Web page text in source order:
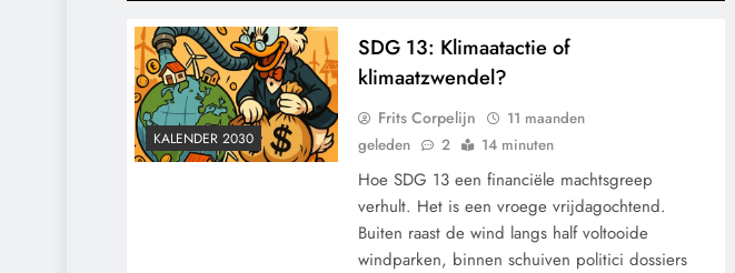
KALENDER 2030
SDG 13: Klimaatactie of
klimaatzwendel?
Frits Corpelijn
11 maanden
geleden
2 14 minuten
Hoe SDG 13 een financiële machtsgreep
verhult. Het is een vroege vrijdagochtend.
Buiten raast de wind langs half voltooide
windparken, binnen schuiven politici dossiers